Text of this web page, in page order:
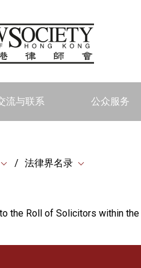
流与联系 公众服务
法律界名录
the Roll of Solicitors within the